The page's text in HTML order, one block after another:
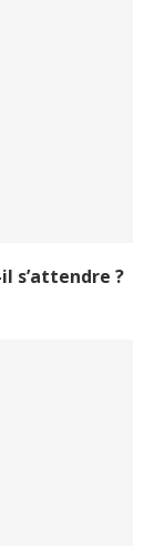
s’attendre ?